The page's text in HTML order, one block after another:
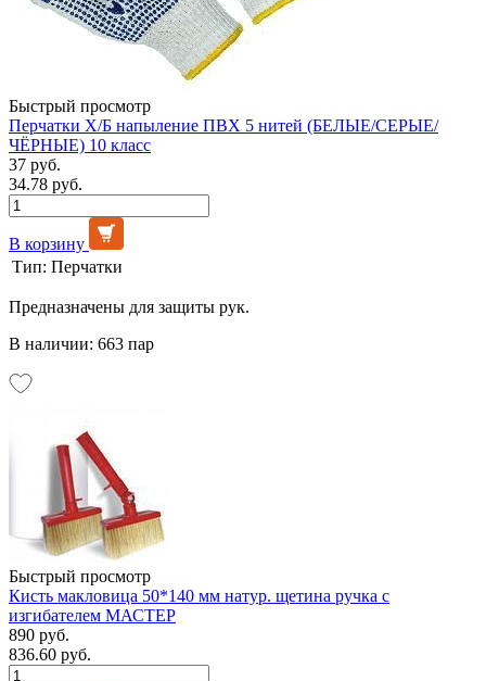
Быстрый просмотр
Перчатки Х/Б напыление ПВХ 5 нитей (БЕЛЫЕ/СЕРЫЕ/
ЧЁРНЫЕ) 10 класс
37 руб.
34.78 руб.
В корзину
Тип: Перчатки
Предназначены для защиты рук.
В наличии: 663 пар
Быстрый просмотр
Кисть макловица 50*140 мм натур. щетина ручка с
изгибателем МАСТЕР
890 руб.
836.60 руб.